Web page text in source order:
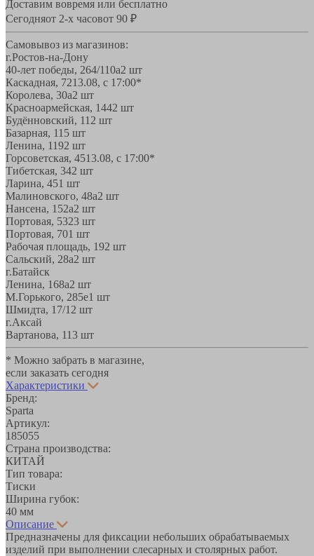
Доставим вовремя или бесплатно
Сегодняот 2-х часовот 90 ₽
Самовывоз из магазинов:
г.Ростов-на-Дону
40-лет победы, 264/110а2 шт
Каскадная, 7213.08, с 17:00*
Королева, 30а2 шт
Красноармейская, 1442 шт
Будённовский, 11 2 шт
Базарная, 11 5 шт
Ленина, 1192 шт
Горсоветская, 4513.08, с 17:00*
Тибетская, 342 шт
Ларина, 451 шт
Малиновского, 48а2 шт
Нансена, 152а2 шт
Портовая, 5323 шт
Портовая, 701 шт
Рабочая площадь, 192 шт
Сальский, 28a2 шт
г.Батайск
Ленина, 168а2 шт
М.Горького, 285е1 шт
Шмидта, 17/1 2 шт
г.Аксай
Вартанова, 113 шт
* Можно забрать в магазине,
если заказать сегодня
Характеристики
Бренд:
Sparta
Артикул:
185055
Страна производства:
КИТАЙ
Тип товара:
Тиски
Ширина губок:
40 мм
Описание
Предназначены для фиксации небольших обрабатываемых
изделий при выполнении слесарных и столярных работ.